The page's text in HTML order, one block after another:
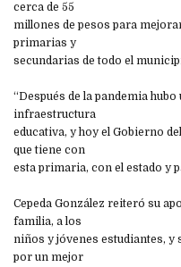
cerca de 55
millones de pesos para
primarias y
secundarias de todo el
“Después de la pandemia
infraestructura
educativa, y hoy el Gobierno
que tiene con
esta primaria, con el estado y
Cepeda González reiteró su
familia, a los
niños y jóvenes estudiantes,
por un mejor